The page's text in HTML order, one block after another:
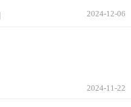
2024-12-06
2024-11-22